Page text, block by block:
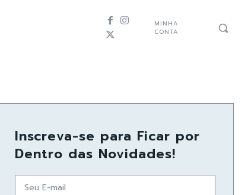
MINHA
CONTA
Inscreva-se para Ficar por
Dentro das Novidades!